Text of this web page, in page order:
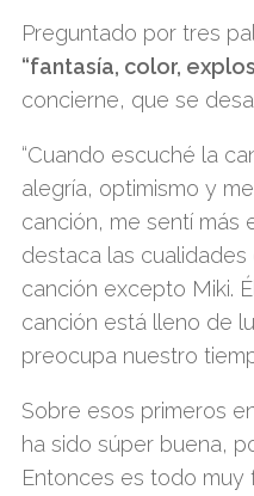
Preguntado por tres
“fantasía, color,
concierne, que se
“Cuando escuché la
alegría, optimismo y
canción, me sentí más
destaca las
canción excepto Miki.
canción está lleno de
preocupa nuestro
Sobre esos primeros
ha sido súper buena,
Entonces es todo